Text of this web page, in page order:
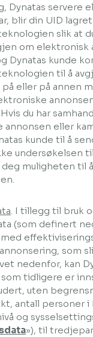
Dynatas servere
blir din UID
slik at
om elektronisk
Dynatas kunde
til å
eller på annen
du har
annonsen eller
kunde til å
undersøkelsen
deg muligheten til
. I tillegg til bruk
(som definert
som
nedenfor, kan
som tidligere er
uten
antall personer i
og
»), til